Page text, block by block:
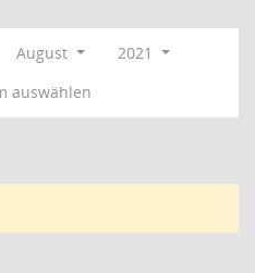
August
2021
auswählen